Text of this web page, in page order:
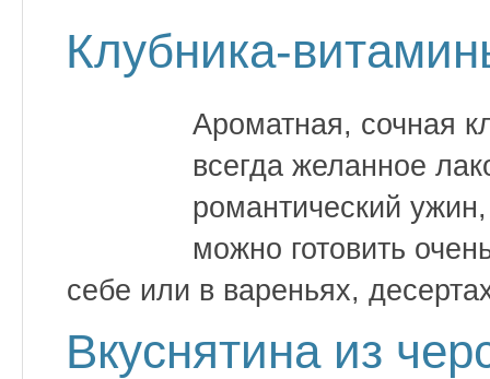
Клубника-
Ароматная, сочная
всегда желанное
романтический
можно готовить
себе или в вареньях,
Вкуснятина из